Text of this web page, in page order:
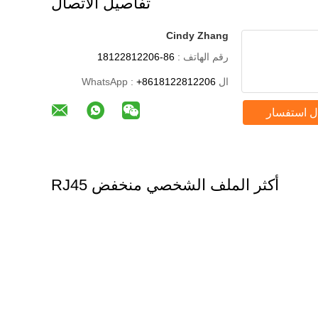
Cindy Zhang
رقم الهاتف :
ال WhatsApp : +8618122812206
استفسار
أكثر الملف الشخصي منخفض RJ45